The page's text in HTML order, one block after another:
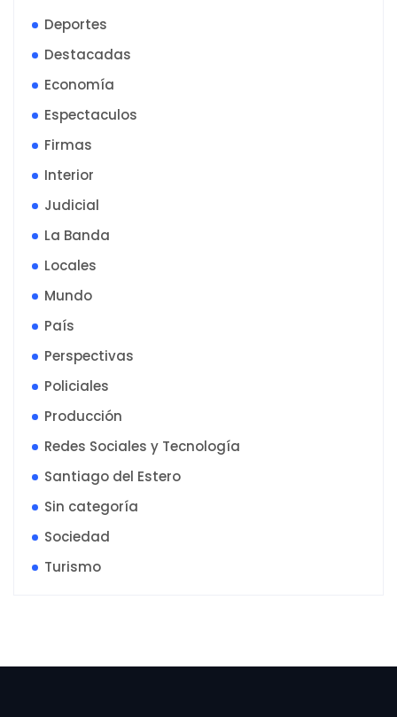
Deportes
Destacadas
Economía
Espectaculos
Firmas
Interior
Judicial
La Banda
Locales
Mundo
País
Perspectivas
Policiales
Producción
Redes Sociales y Tecnología
Santiago del Estero
Sin categoría
Sociedad
Turismo